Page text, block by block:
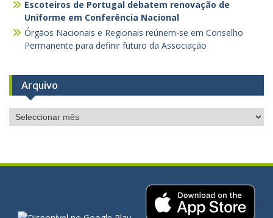
Escoteiros de Portugal debatem renovação de
Uniforme em Conferência Nacional
Órgãos Nacionais e Regionais reúnem-se em Conselho
Permanente para definir futuro da Associação
Arquivo
Arquivo